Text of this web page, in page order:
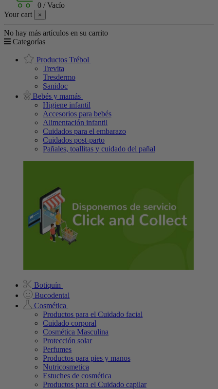
0 /Vacío
Your cart
×
No hay más artículos en su carrito
Categorías
Productos Trébol
Trevita
Tresdermo
Sanidoc
Bebés y mamás
Higiene infantil
Accesorios para bebés
Alimentación infantil
Cuidados para el embarazo
Cuidados post-parto
Pañales, toallitas y cuidado del pañal
Botiquín
Bucodental
Cosmética
Productos para el Cuidado facial
Cuidado corporal
Cosmética Masculina
Protección solar
Perfumes
Productos para pies y manos
Nutricosmetica
Estuches de cosmética
Productos para el Cuidado capilar